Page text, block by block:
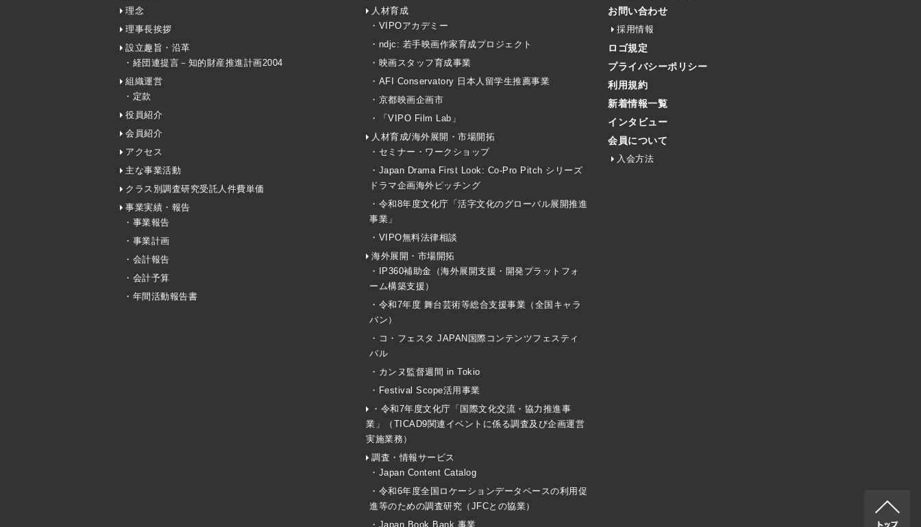
理念
理事長挨拶
設立趣旨・沿革
・経団連提言－知的財産推進計画2004
組織運営
・定款
役員紹介
会員紹介
アクセス
主な事業活動
クラス別調査研究受託人件費単価
事業実績・報告
・事業報告
・事業計画
・会計報告
・会計予算
・年間活動報告書
人材育成
・VIPOアカデミー
・ndjc: 若手映画作家育成プロジェクト
・映画スタッフ育成事業
・AFI Conservatory 日本人留学生推薦事業
・京都映画企画市
・「VIPO Film Lab」
人材育成/海外展開・市場開拓
・セミナー・ワークショップ
・Japan Drama First Look: Co-Pro Pitch シリーズ
ドラマ企画海外ピッチング
・令和8年度文化庁「活字文化のグローバル展開推進
事業」
・VIPO無料法律相談
海外展開・市場開拓
・IP360補助金（海外展開支援・開発プラットフォ
ーム構築支援）
・令和7年度 舞台芸術等総合支援事業（全国キャラ
バン）
・コ・フェスタ JAPAN国際コンテンツフェスティ
バル
・カンヌ監督週間 in Tokio
・Festival Scope活用事業
・令和7年度文化庁「国際文化交流・協力推進事
業」（TICAD9関連イベントに係る調査及び企画運営
実施業務）
調査・情報サービス
・Japan Content Catalog
・令和6年度全国ロケーションデータベースの利用促
進等のための調査研究（JFCとの協業）
・Japan Book Bank 事業
お問い合わせ
採用情報
ロゴ規定
プライバシーポリシー
利用規約
新着情報一覧
インタビュー
会員について
入会方法